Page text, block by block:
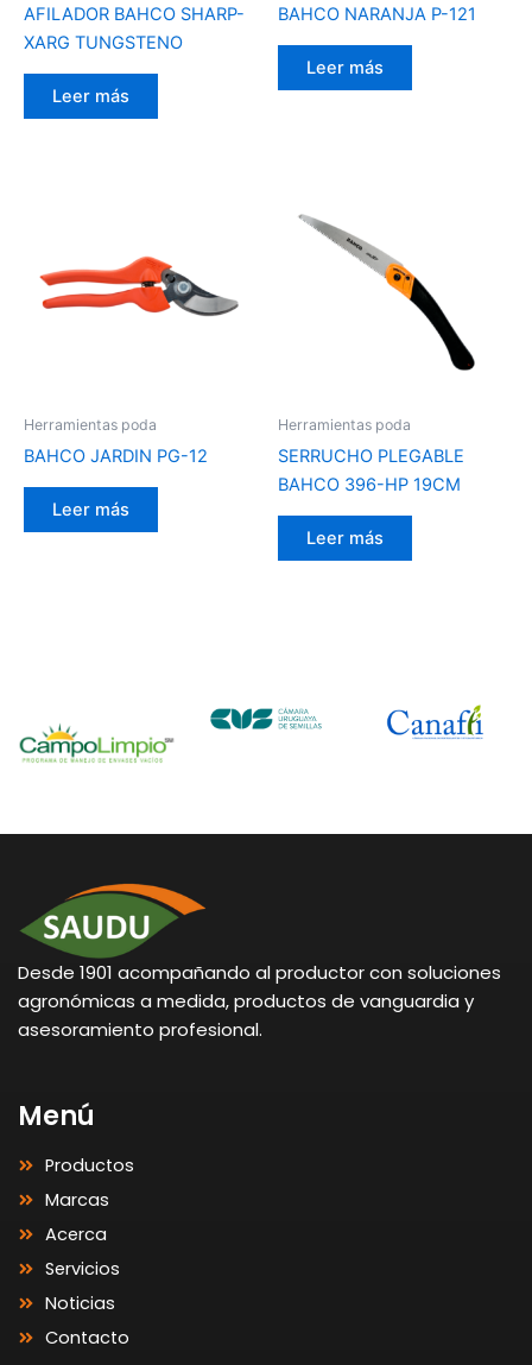
AFILADOR BAHCO SHARP-
XARG TUNGSTENO
Leer más
BAHCO NARANJA P-121
Leer más
Herramientas poda
BAHCO JARDIN PG-12
Leer más
Herramientas poda
SERRUCHO PLEGABLE
BAHCO 396-HP 19CM
Leer más
Desde 1901 acompañando al productor con soluciones
agronómicas a medida, productos de vanguardia y
asesoramiento profesional.
Menú
Productos
Marcas
Acerca
Servicios
Noticias
Contacto